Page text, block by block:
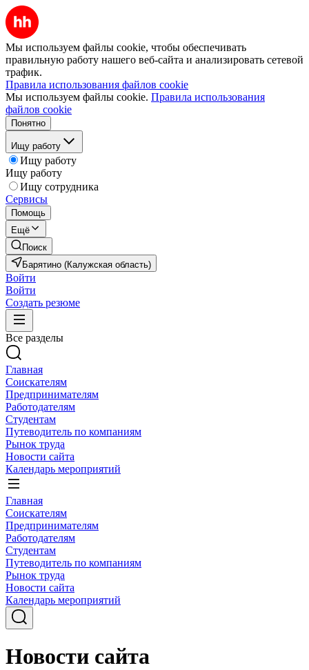
Мы используем файлы cookie, чтобы обеспечивать
правильную работу нашего веб-сайта и анализировать сетевой
трафик.
Правила использования файлов cookie
Мы используем файлы cookie. Правила использования
файлов cookie
Понятно
Ищу работу
Ищу работу
Ищу работу
Ищу сотрудника
Сервисы
Помощь
Ещё
Поиск
Барятино (Калужская область)
Войти
Войти
Создать резюме
Все разделы
Главная
Соискателям
Предпринимателям
Работодателям
Студентам
Путеводитель по компаниям
Рынок труда
Новости сайта
Календарь мероприятий
Главная
Соискателям
Предпринимателям
Работодателям
Студентам
Путеводитель по компаниям
Рынок труда
Новости сайта
Календарь мероприятий
Новости сайта